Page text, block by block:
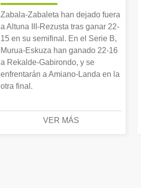
Zabala-Zabaleta han dejado fuera
a Altuna III-Rezusta tras ganar 22-
15 en su semifinal. En el Serie B,
Murua-Eskuza han ganado 22-16
a Rekalde-Gabirondo, y se
enfrentarán a Amiano-Landa en la
otra final.
VER MÁS